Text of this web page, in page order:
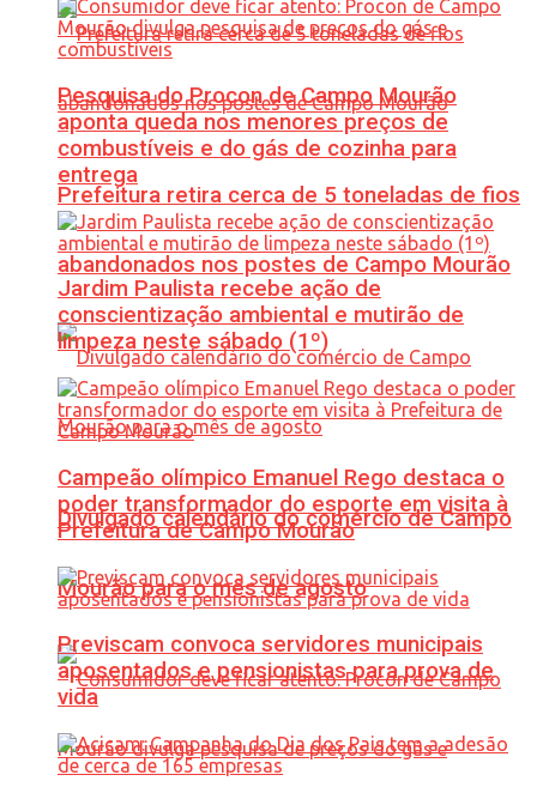
Prefeitura retira cerca de 5 toneladas de fios
abandonados nos postes de Campo Mourão
Divulgado calendário do comércio de Campo
Mourão para o mês de agosto
Pesquisa do Procon de Campo Mourão
aponta queda nos menores preços de
combustíveis e do gás de cozinha para
entrega
Jardim Paulista recebe ação de
conscientização ambiental e mutirão de
limpeza neste sábado (1º)
Campeão olímpico Emanuel Rego destaca o
poder transformador do esporte em visita à
Prefeitura de Campo Mourão
Previscam convoca servidores municipais
aposentados e pensionistas para prova de
vida